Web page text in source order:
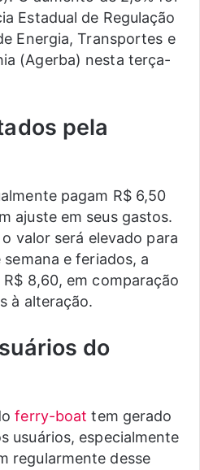
Estadual de Regulação
Energia, Transportes e
(Agerba) nesta terça-
pela
pagam R$ 6,50
ajuste em seus gastos.
valor será elevado para
e feriados, a
8,60, em comparação
à alteração.
do
ferry-boat tem gerado
usuários, especialmente
regularmente desse